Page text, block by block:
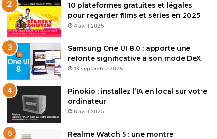
10 plateformes gratuites et légales
pour regarder films et séries en 2025
4 avril 2025
Samsung One UI 8.0 : apporte une
refonte significative à son mode DeX
18 septembre 2025
Pinokio : installez l’IA en local sur votre
ordinateur
8 avril 2025
Realme Watch 5 : une montre